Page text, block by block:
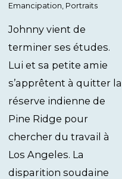
Emancipation, Portraits
Johnny vient de
terminer ses études.
Lui et sa petite amie
s’apprêtent à quitter la
réserve indienne de
Pine Ridge pour
chercher du travail à
Los Angeles. La
disparition soudaine